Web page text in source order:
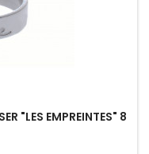
"LES EMPREINTES" 8